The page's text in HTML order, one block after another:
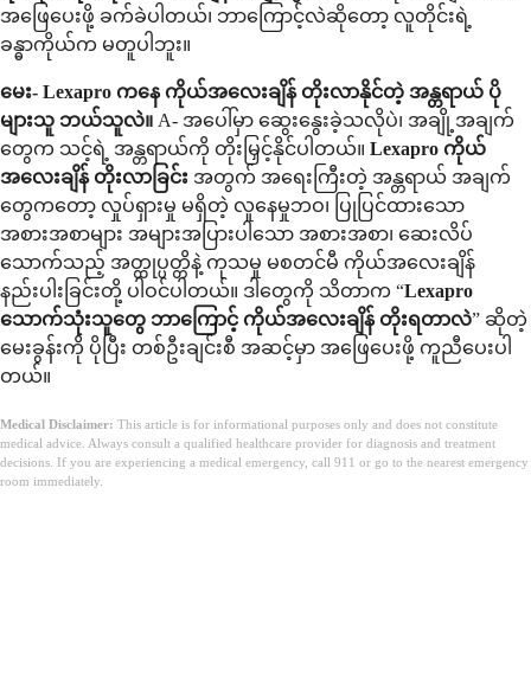
အဖြေပေးဖို့ ခက်ခဲပါတယ်၊ ဘာကြောင့်လဲဆိုတော့ လူတိုင်းရဲ့
ခန္ဓာကိုယ်က မတူပါဘူး။
မေး- Lexapro ကနေ ကိုယ်အလေးချိန် တိုးလာနိုင်တဲ့ အန္တရာယ် ပို
များသူ ဘယ်သူလဲ။ A- အပေါ်မှာ ဆွေးနွေးခဲ့သလိုပဲ၊ အချို့အချက်
တွေက သင့်ရဲ့ အန္တရာယ်ကို တိုးမြှင့်နိုင်ပါတယ်။ Lexapro ကိုယ်
အလေးချိန် တိုးလာခြင်း အတွက် အရေးကြီးတဲ့ အန္တရာယ် အချက်
တွေကတော့ လှုပ်ရှားမှု မရှိတဲ့ လူနေမှုဘဝ၊ ပြုပြင်ထားသော
အစားအစာများ အများအပြားပါသော အစားအစာ၊ ဆေးလိပ်
သောက်သည့် အတ္ထုပ္ပတ္တိနဲ့ ကုသမှု မစတင်မီ ကိုယ်အလေးချိန်
နည်းပါးခြင်းတို့ ပါဝင်ပါတယ်။ ဒါတွေကို သိတာက “Lexapro
သောက်သုံးသူတွေ ဘာကြောင့် ကိုယ်အလေးချိန် တိုးရတာလဲ” ဆိုတဲ့
မေးခွန်းကို ပိုပြီး တစ်ဦးချင်းစီ အဆင့်မှာ အဖြေပေးဖို့ ကူညီပေးပါ
တယ်။
Medical Disclaimer: This article is for informational purposes only and does not constitute
medical advice. Always consult a qualified healthcare provider for diagnosis and treatment
decisions. If you are experiencing a medical emergency, call 911 or go to the nearest emergency
room immediately.